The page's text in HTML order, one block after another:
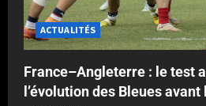
ACTUALITÉS
France–Angleterre : le test
l’évolution des Bleues avant